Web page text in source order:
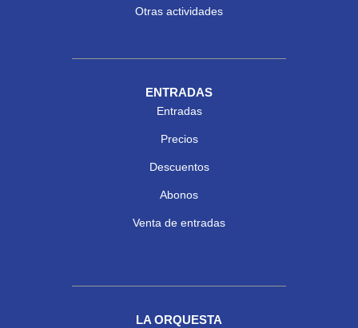
Otras actividades
ENTRADAS
Entradas
Precios
Descuentos
Abonos
Venta de entradas
LA ORQUESTA